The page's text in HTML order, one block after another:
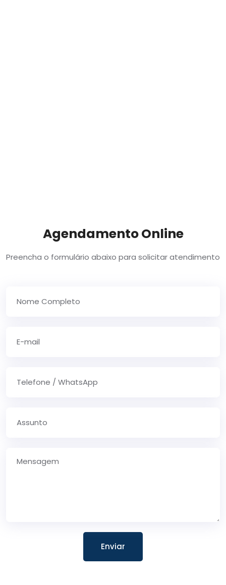
Agendamento Online
Preencha o formulário abaixo para solicitar atendimento
Enviar